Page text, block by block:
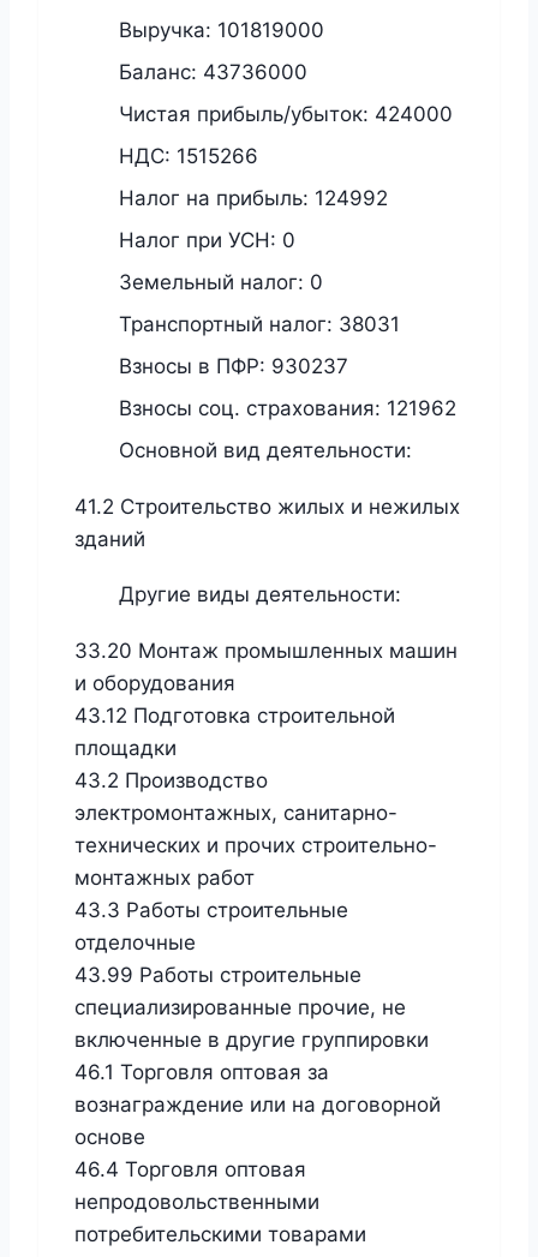
Выручка: 101819000
Баланс: 43736000
Чистая прибыль/убыток: 424000
НДС: 1515266
Налог на прибыль: 124992
Налог при УСН: 0
Земельный налог: 0
Транспортный налог: 38031
Взносы в ПФР: 930237
Взносы соц. страхования: 121962
Основной вид деятельности:
41.2 Строительство жилых и нежилых
зданий
Другие виды деятельности:
33.20 Монтаж промышленных машин
и оборудования
43.12 Подготовка строительной
площадки
43.2 Производство
электромонтажных, санитарно-
технических и прочих строительно-
монтажных работ
43.3 Работы строительные
отделочные
43.99 Работы строительные
специализированные прочие, не
включенные в другие группировки
46.1 Торговля оптовая за
вознаграждение или на договорной
основе
46.4 Торговля оптовая
непродовольственными
потребительскими товарами